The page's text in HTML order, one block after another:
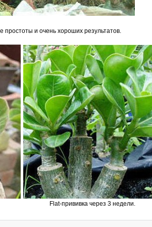
простоты и очень хороших результатов.
Flat-прививка через 3 недели.